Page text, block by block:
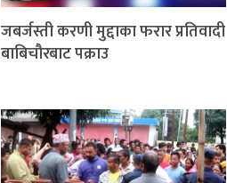
जबर्जस्ती करणी मुद्दाका फरार प्रतिवादी
बाबिचौरबाट पक्राउ